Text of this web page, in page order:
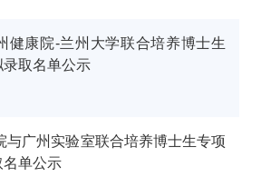
健康院-兰州大学联合培养博士生
取名单公示
与广州实验室联合培养博士生专项
名单公示